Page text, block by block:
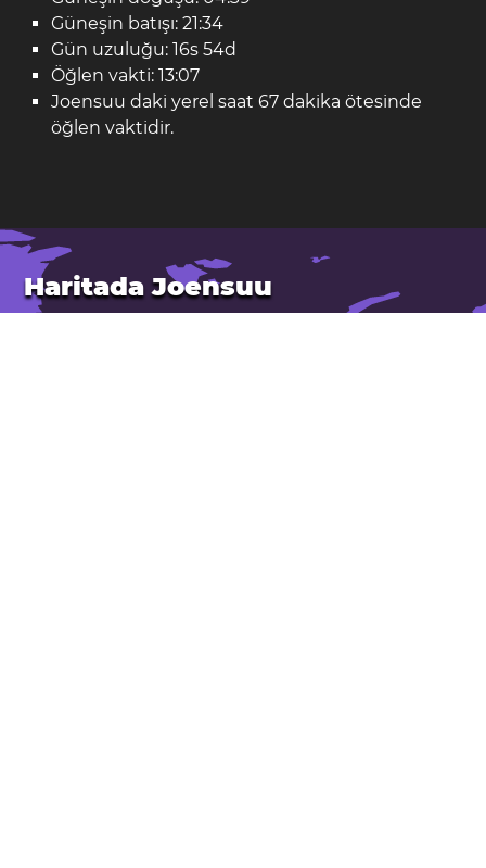
Güneşin batışı: 21:34
Gün uzuluğu: 16s 54d
Öğlen vakti: 13:07
Joensuu daki yerel saat 67 dakika ötesinde
öğlen vaktidir.
Haritada Joensuu